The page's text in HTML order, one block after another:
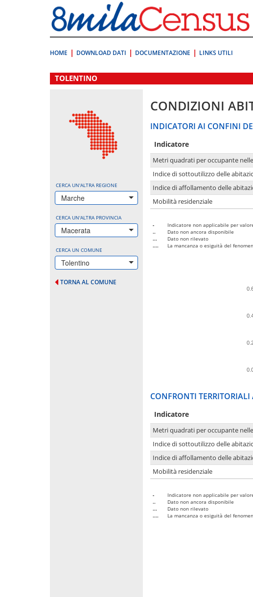
direttamente
a:
Contenuto
HOME DOWNLOAD DATI DOCUMENTAZIONE LINKS UTILI
.
TOLENTINO
CERCA UN'ALTRA REGIONE
Marche
CERCA UN'ALTRA PROVINCIA
Macerata
CERCA UN COMUNE
Tolentino
TORNA AL COMUNE
CONDIZIONI
INDICATORI AI CONFINI
Indicatore
Metri quadrati per occupante
Indice di sottoutilizzo delle
Indice di affollamento delle
Mobilità residenziale
-
Indicatore non applicabile per
..
Dato non ancora disponibile
...
Dato non rilevato
....
La mancanza o esiguità del
CONFRONTI TERRITORIALI
Indicatore
Metri quadrati per occupante
Indice di sottoutilizzo delle
Indice di affollamento delle
Mobilità residenziale
-
Indicatore non applicabile per
..
Dato non ancora disponibile
...
Dato non rilevato
....
La mancanza o esiguità del